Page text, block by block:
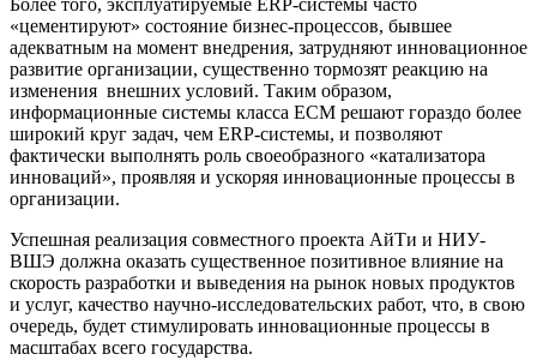
Более того, эксплуатируемые ERP-системы часто
«цементируют» состояние бизнес-процессов, бывшее
адекватным на момент внедрения, затрудняют инновационное
развитие организации, существенно тормозят реакцию на
изменения внешних условий. Таким образом,
информационные системы класса ECM решают гораздо более
широкий круг задач, чем ERP-системы, и позволяют
фактически выполнять роль своеобразного «катализатора
инноваций», проявляя и ускоряя инновационные процессы в
организации.
Успешная реализация совместного проекта АйТи и НИУ-
ВШЭ должна оказать существенное позитивное влияние на
скорость разработки и выведения на рынок новых продуктов
и услуг, качество научно-исследовательских работ, что, в свою
очередь, будет стимулировать инновационные процессы в
масштабах всего государства.